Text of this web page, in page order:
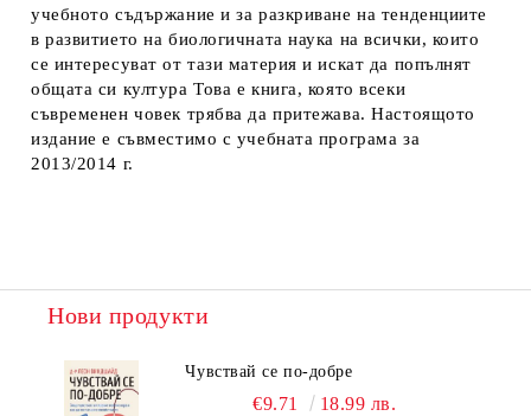
учебното съдържание и за разкриване на тенденциите
в развитието на биологичната наука на всички, които
се интересуват от тази материя и искат да попълнят
общата си култура Това е книга, която всеки
съвременен човек трябва да притежава. Настоящото
издание е съвместимо с учебната програма за
2013/2014 г.
Нови продукти
Чувствай се по-добре
€9.71 18.99 лв.